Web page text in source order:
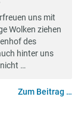
uns mit
Wolken ziehen
des
hinter uns
…
Zum Beitrag …